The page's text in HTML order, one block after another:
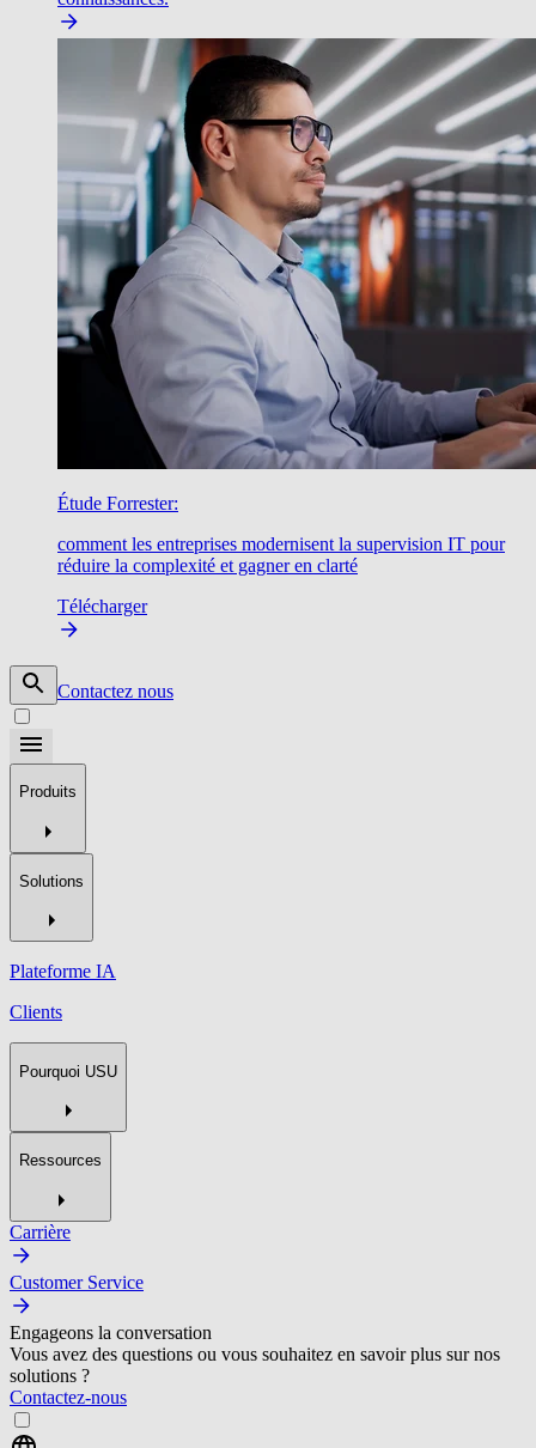
Étude Forrester:
comment les entreprises modernisent la supervision IT pour
réduire la complexité et gagner en clarté
Télécharger
Contactez nous
Produits
Solutions
Plateforme IA
Clients
Pourquoi USU
Ressources
Carrière
Customer Service
Engageons la conversation
Vous avez des questions ou vous souhaitez en savoir plus sur nos
solutions ?
Contactez-nous